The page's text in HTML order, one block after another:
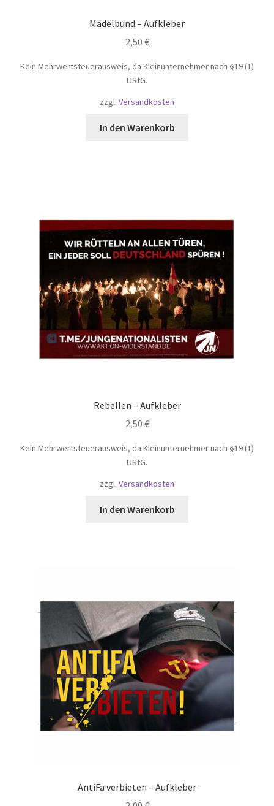
Mädelbund – Aufkleber
2,50 €
Kein Mehrwertsteuerausweis, da Kleinunternehmer nach §19 (1)
UStG.
zzgl. Versandkosten
In den Warenkorb
Rebellen – Aufkleber
2,50 €
Kein Mehrwertsteuerausweis, da Kleinunternehmer nach §19 (1)
UStG.
zzgl. Versandkosten
In den Warenkorb
AntiFa verbieten – Aufkleber